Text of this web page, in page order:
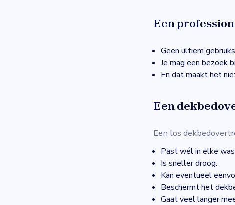
Een
Geen ultiem
Je mag een bezoek
En dat maakt het
Een
Een los
Past wél in elke
Is sneller droog.
Kan eventueel
Beschermt het
Gaat veel langer